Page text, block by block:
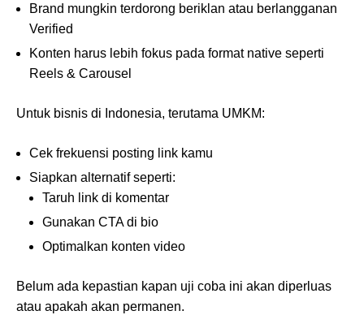
Brand mungkin terdorong beriklan atau berlangganan
Verified
Konten harus lebih fokus pada format native seperti
Reels & Carousel
Untuk bisnis di Indonesia, terutama UMKM:
Cek frekuensi posting link kamu
Siapkan alternatif seperti:
Taruh link di komentar
Gunakan CTA di bio
Optimalkan konten video
Belum ada kepastian kapan uji coba ini akan diperluas
atau apakah akan permanen.